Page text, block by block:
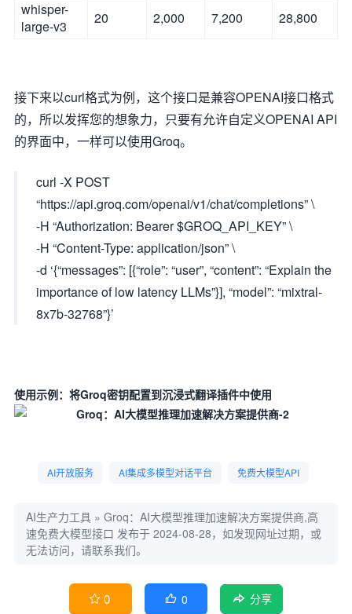
whisper-
large-v3
20 2,000 7,200 28,800
接下来以curl格式为例，这个接口是兼容OPENAI接口格式
的，所以发挥您的想象力，只要有允许自定义OPENAI API
的界面中，一样可以使用Groq。
curl -X POST
“https://api.groq.com/openai/v1/chat/completions” \
-H “Authorization: Bearer $GROQ_API_KEY” \
-H “Content-Type: application/json” \
-d ‘{“messages”: [{“role”: “user”, “content”: “Explain the
importance of low latency LLMs”}], “model”: “mixtral-
8x7b-32768”}’
使用示例：将Groq密钥配置到沉浸式翻译插件中使用
AI开放服务 AI集成多模型对话平台 免费大模型API
AI生产力工具 » Groq：AI大模型推理加速解决方案提供商,高
速免费大模型接口 发布于 2024-08-28，如发现网址过期，或
无法访问，请联系我们。
 0  0 分享